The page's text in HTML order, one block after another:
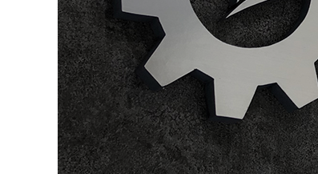
テーピング
ほうがいい?休んだほうが
いい?